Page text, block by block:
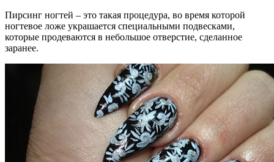
Пирсинг ногтей – это такая процедура, во время которой
ногтевое ложе украшается специальными подвесками,
которые продеваются в небольшое отверстие, сделанное
заранее.